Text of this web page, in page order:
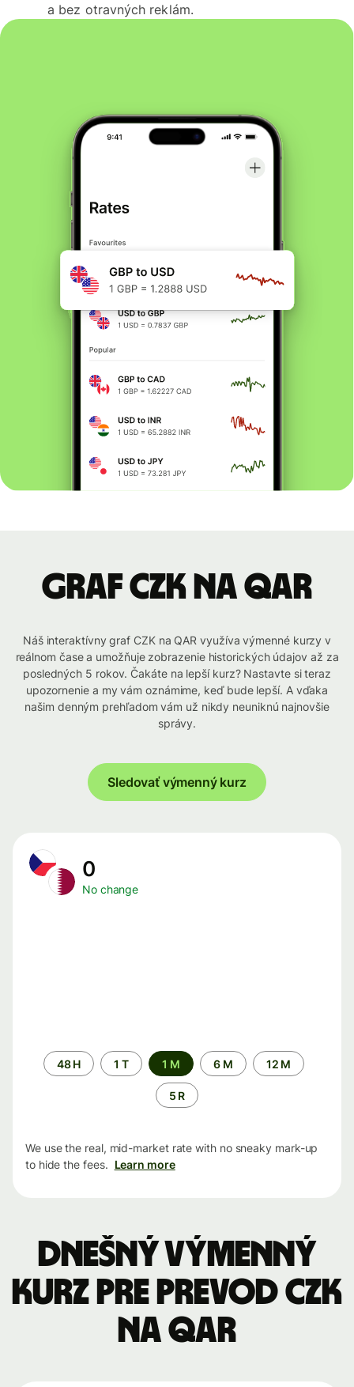
a bez otravných reklám.
graf CZK na QAR
Náš interaktívny graf CZK na QAR využíva výmenné kurzy v
reálnom čase a umožňuje zobrazenie historických údajov až za
posledných 5 rokov. Čakáte na lepší kurz? Nastavte si teraz
upozornenie a my vám oznámime, keď bude lepší. A vďaka
našim denným prehľadom vám už nikdy neuniknú najnovšie
správy.
Sledovať výmenný kurz
0
No change
Time
period
48 H 1 T 1 M 6 M 12 M
5 R
We use the real, mid-market rate with no sneaky mark-up
to hide the fees. Learn more
Dnešný výmenný
kurz pre prevod CZK
na QAR